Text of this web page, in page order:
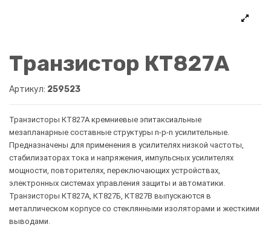
Транзистор КТ827А
Артикул: 259523
Транзисторы КТ827А кремниевые эпитаксиальные
мезапланарные составные структуры n-p-n усилительные.
Предназначены для применения в усилителях низкой частоты,
стабилизаторах тока и напряжения, импульсных усилителях
мощности, повторителях, переключающих устройствах,
электронных системах управления защиты и автоматики.
Транзисторы КТ827А, КТ827Б, КТ827В выпускаются в
металлическом корпусе со стеклянными изоляторами и жесткими
выводами.